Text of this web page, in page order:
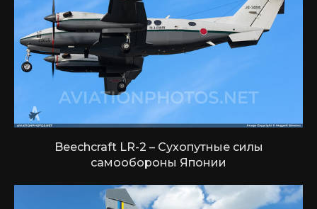
Beechcraft LR-2 – Сухопутные силы
самообороны Японии